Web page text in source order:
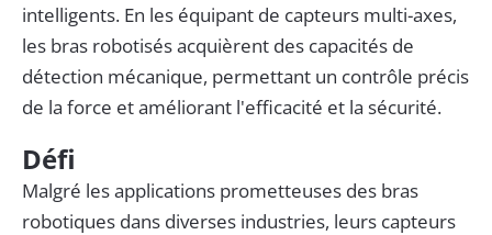
intelligents. En les équipant de capteurs multi-axes,
les bras robotisés acquièrent des capacités de
détection mécanique, permettant un contrôle précis
de la force et améliorant l'efficacité et la sécurité.
Défi
Malgré les applications prometteuses des bras
robotiques dans diverses industries, leurs capteurs